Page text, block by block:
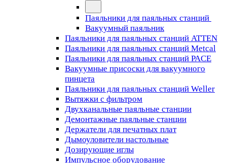
Паяльники для паяльных станций
Вакуумный паяльник
Паяльники для паяльных станций ATTEN
Паяльники для паяльных станций Metcal
Паяльники для паяльных станций PACE
Вакуумные присоски для вакуумного
пинцета
Паяльники для паяльных станций Weller
Вытяжки с фильтром
Двухканальные паяльные станции
Демонтажные паяльные станции
Держатели для печатных плат
Дымоуловители настольные
Дозирующие иглы
Импульсное оборудование